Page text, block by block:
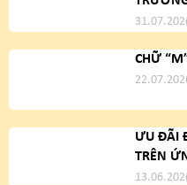
CHỮ
ƯU ĐÃI
TRÊN